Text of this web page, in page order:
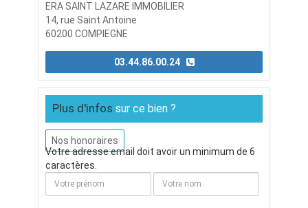
ERA SAINT LAZARE IMMOBILIER
14, rue Saint Antoine
60200 COMPIEGNE
Plus d'infos sur ce bien ?
Nos honoraires
Votre adresse email doit avoir un minimum de 6
caractères.